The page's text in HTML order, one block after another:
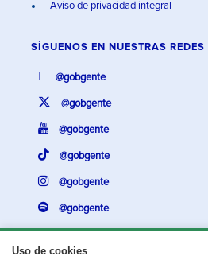
Uso de cookies
Aviso de privacidad integral
SÍGUENOS EN NUESTRAS REDES
@gobgente
@gobgente
@gobgente
@gobgente
@gobgente
@gobgente